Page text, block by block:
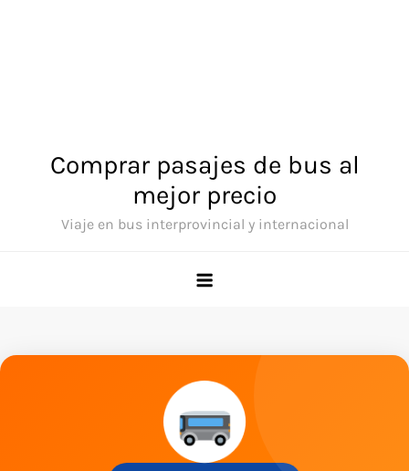
Comprar pasajes de bus al
mejor precio
Viaje en bus interprovincial y internacional